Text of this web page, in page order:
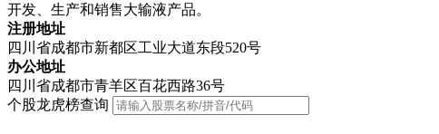
开发、生产和销售大输液产品。
注册地址
四川省成都市新都区工业大道东段520号
办公地址
四川省成都市青羊区百花西路36号
个股龙虎榜查询